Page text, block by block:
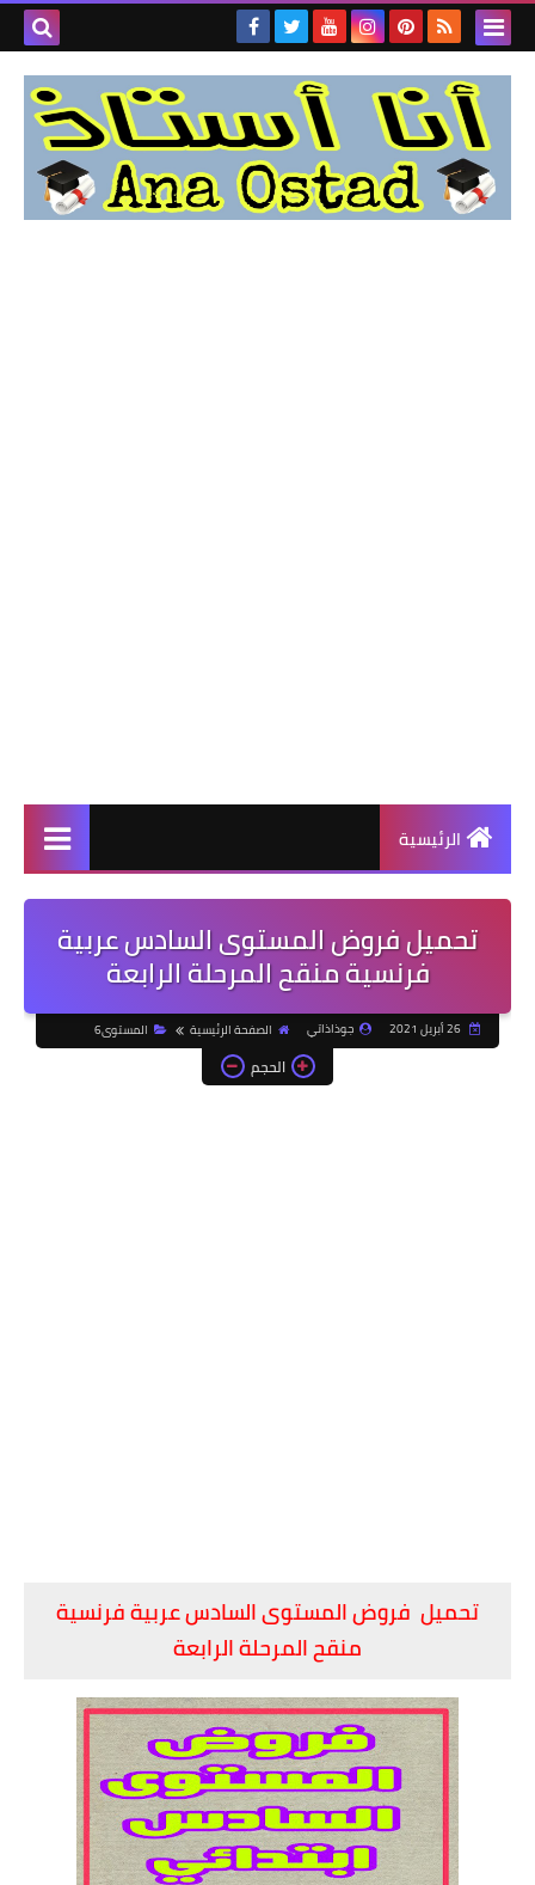
الرئيسية
تحميل فروض المستوى السادس عربية
فرنسية منقح المرحلة الرابعة
جوذاذاتي الصفحة الرئيسية المستوى6
الحجم
تحميل فروض المستوى السادس عربية فرنسية
منقح المرحلة الرابعة